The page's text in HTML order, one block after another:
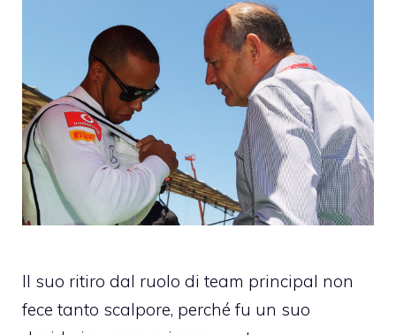
Il suo ritiro dal ruolo di team principal non
fece tanto scalpore, perché fu un suo